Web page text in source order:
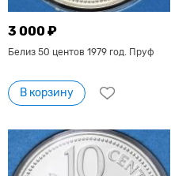
3 000 ₽
Белиз 50 центов 1979 год. Пруф
В корзину